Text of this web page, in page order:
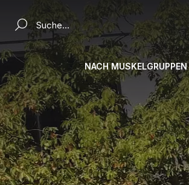
Ein Produkt suchen...
NACH MUSKELGRUPPEN